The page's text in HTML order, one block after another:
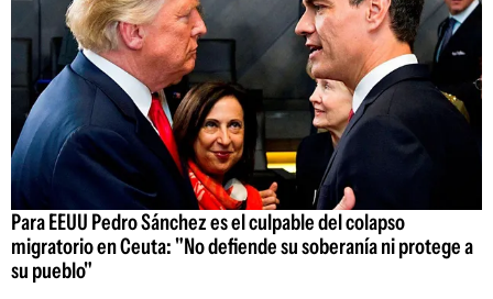
Para EEUU Pedro Sánchez es el culpable del colapso
migratorio en Ceuta: "No defiende su soberanía ni protege a
su pueblo"